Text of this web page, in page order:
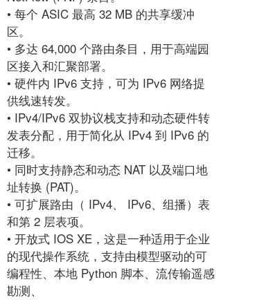
• 每个 ASIC 最高 32 MB 的共享缓冲
区。
• 多达 64,000 个路由条目，用于高端园
区接入和汇聚部署。
• 硬件内 IPv6 支持，可为 IPv6 网络提
供线速转发。
• IPv4/IPv6 双协议栈支持和动态硬件转
发表分配，用于简化从 IPv4 到 IPv6 的
迁移。
• 同时支持静态和动态 NAT 以及端口地
址转换 (PAT)。
• 可扩展路由（ IPv4、 IPv6、组播）表
和第 2 层表项。
• 开放式 IOS XE，这是一种适用于企业
的现代操作系统，支持由模型驱动的可
编程性、本地 Python 脚本、流传输遥感
勘测、